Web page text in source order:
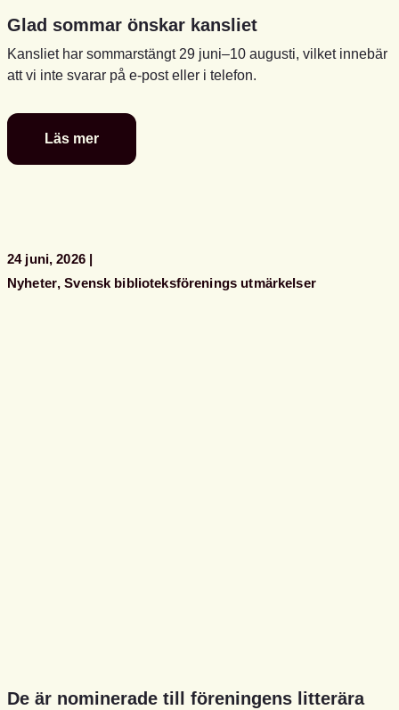
Glad sommar önskar kansliet
Kansliet har sommarstängt 29 juni–10 augusti, vilket innebär
att vi inte svarar på e-post eller i telefon.
Läs mer
Glad
sommar
24 juni, 2026
Nyheter Svensk biblioteksförenings utmärkelser
De är nominerade till föreningens litterära